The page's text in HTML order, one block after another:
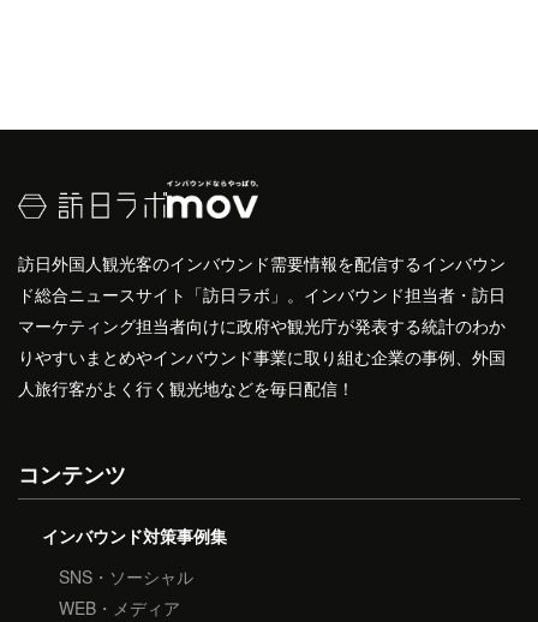
訪日外国人観光客のインバウンド需要情報を配信するインバウン
ド総合ニュースサイト「訪日ラボ」。インバウンド担当者・訪日
マーケティング担当者向けに政府や観光庁が発表する統計のわか
りやすいまとめやインバウンド事業に取り組む企業の事例、外国
人旅行客がよく行く観光地などを毎日配信！
コンテンツ
インバウンド対策事例集
SNS・ソーシャル
WEB・メディア